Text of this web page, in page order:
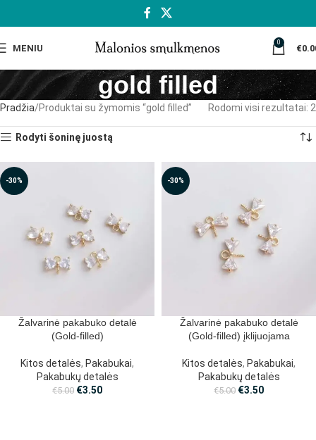
MENIU
0
€
gold filled
Pradžia Produktai su žymomis “gold filled” Rodomi visi rezultatai: 2
Rodyti šoninę juostą
-30%
Žalvarinė pakabuko detalė
(Gold-filled)
Kitos detalės, Pakabukai,
Pakabukų detalės
€5.00 €3.50
-30%
Žalvarinė pakabuko detalė
(Gold-filled) įklijuojama
Kitos detalės, Pakabukai,
Pakabukų detalės
€5.00 €3.50